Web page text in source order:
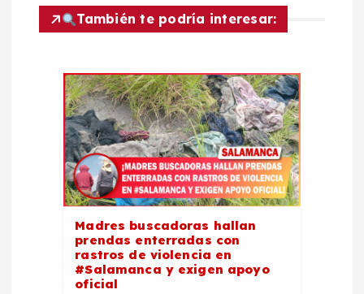
También te podría interesar:
Madres buscadoras hallan
prendas enterradas con
rastros de violencia en
#Salamanca y exigen apoyo
oficial